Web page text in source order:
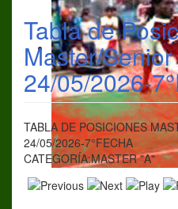
Tabla de
Master/
24/05/2026-
TABLA DE POSICIONES
24/05/2026-7°FECHA
CATEGORÍA:MASTER "A"